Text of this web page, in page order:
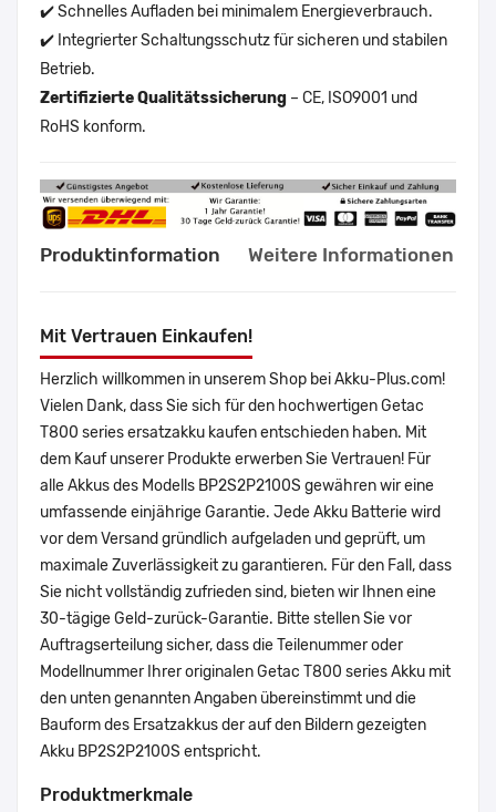
✔️ Schnelles Aufladen bei minimalem Energieverbrauch.
✔️ Integrierter Schaltungsschutz für sicheren und stabilen
Betrieb.
Zertifizierte Qualitätssicherung – CE, ISO9001 und
RoHS konform.
Produktinformation Weitere Informationen
Mit Vertrauen Einkaufen!
Herzlich willkommen in unserem Shop bei Akku-Plus.com!
Vielen Dank, dass Sie sich für den hochwertigen Getac
T800 series ersatzakku kaufen entschieden haben. Mit
dem Kauf unserer Produkte erwerben Sie Vertrauen! Für
alle Akkus des Modells BP2S2P2100S gewähren wir eine
umfassende einjährige Garantie. Jede Akku Batterie wird
vor dem Versand gründlich aufgeladen und geprüft, um
maximale Zuverlässigkeit zu garantieren. Für den Fall, dass
Sie nicht vollständig zufrieden sind, bieten wir Ihnen eine
30-tägige Geld-zurück-Garantie. Bitte stellen Sie vor
Auftragserteilung sicher, dass die Teilenummer oder
Modellnummer Ihrer originalen Getac T800 series Akku mit
den unten genannten Angaben übereinstimmt und die
Bauform des Ersatzakkus der auf den Bildern gezeigten
Akku BP2S2P2100S entspricht.
Produktmerkmale